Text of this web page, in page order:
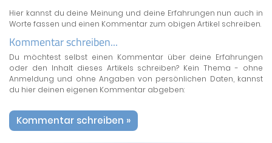
Hier kannst du deine Meinung und deine Erfahrungen nun auch in
Worte fassen und einen Kommentar zum obigen Artikel schreiben.
Kommentar schreiben...
Du möchtest selbst einen Kommentar über deine Erfahrungen
oder den Inhalt dieses Artikels schreiben? Kein Thema - ohne
Anmeldung und ohne Angaben von persönlichen Daten, kannst
du hier deinen eigenen Kommentar abgeben:
Kommentar schreiben »